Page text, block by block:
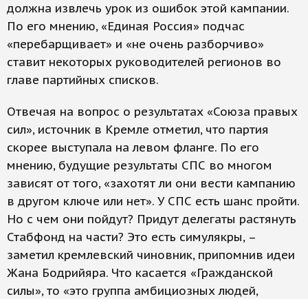
должна извлечь урок из ошибок этой кампании.
По его мнению, «Единая Россия» подчас
«перебарщивает» и «не очень разборчиво»
ставит некоторых руководителей регионов во
главе партийных списков.
Отвечая на вопрос о результатах «Союза правых
сил», источник в Кремле отметил, что партия
скорее выступала на левом фланге. По его
мнению, будущие результаты СПС во многом
зависят от того, «захотят ли они вести кампанию
в другом ключе или нет». У СПС есть шанс пройти.
Но с чем они пойдут? Придут делегаты растянуть
Стабфонд на части? Это есть симулякры, –
заметил кремлевский чиновник, припомнив идеи
Жана Бодрийяра. Что касается «Гражданской
силы», то «это группа амбициозных людей,